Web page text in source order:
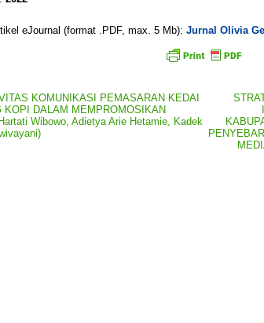
eJournal (format .PDF, max. 5 Mb): Jurnal Olivia
KOMUNIKASI PEMASARAN KEDAI
KOPI DALAM MEMPROMOSIKAN
Wibowo, Adietya Arie Hetamie, Kadek